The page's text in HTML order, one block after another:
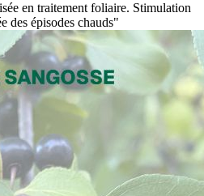
en traitement foliaire. Stimulation
des épisodes chauds"